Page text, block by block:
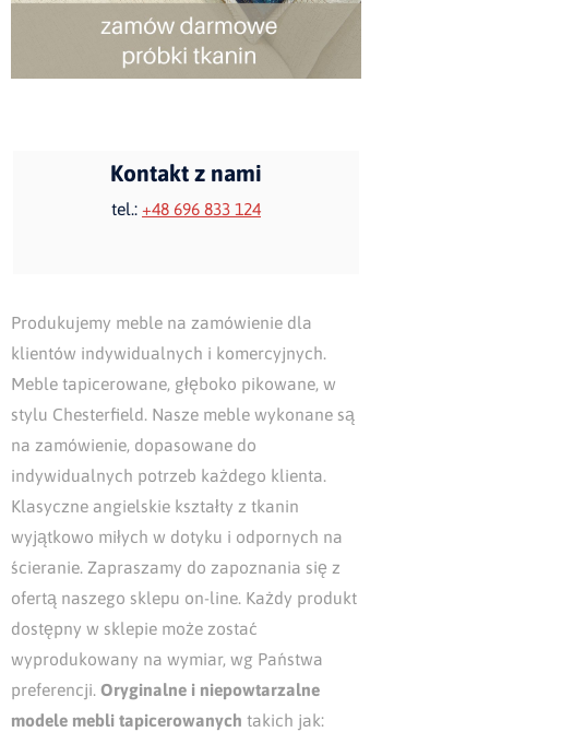
Kontakt z nami
tel.: +48 696 833 124
Produkujemy meble na zamówienie dla
klientów indywidualnych i komercyjnych.
Meble tapicerowane, głęboko pikowane, w
stylu Chesterfield. Nasze meble wykonane są
na zamówienie, dopasowane do
indywidualnych potrzeb każdego klienta.
Klasyczne angielskie kształty z tkanin
wyjątkowo miłych w dotyku i odpornych na
ścieranie. Zapraszamy do zapoznania się z
ofertą naszego sklepu on-line. Każdy produkt
dostępny w sklepie może zostać
wyprodukowany na wymiar, wg Państwa
preferencji. Oryginalne i niepowtarzalne
modele mebli tapicerowanych takich jak: